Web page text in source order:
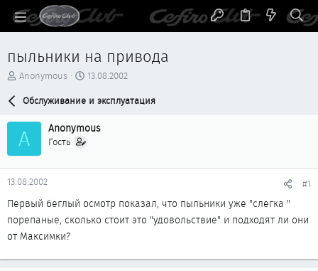
пыльники на привода
А
р
т
м
ы
Anonymous
Д
т
н
а
13.08.2002
Обслуживание и эксплуатация
A Anonymous
Гость
13.08.2002 #1
Первый беглый осмотр показал, что пыльники уже "слегка "
порепаные, сколько стоит это "удовольствие" и подходят ли они
от Максимки?